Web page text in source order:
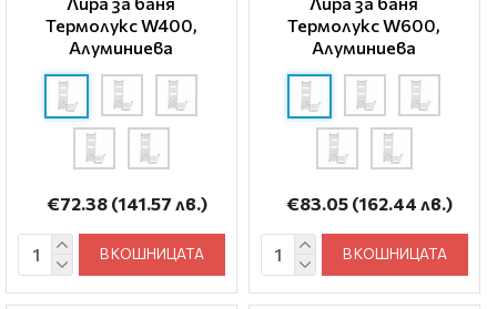
Термолукс W400,
Алуминиева
€72.38 (141.57 лв.)
В КОШНИЦАТА
Термолукс W600,
Алуминиева
€83.05 (162.44 лв.)
В КОШНИЦАТА